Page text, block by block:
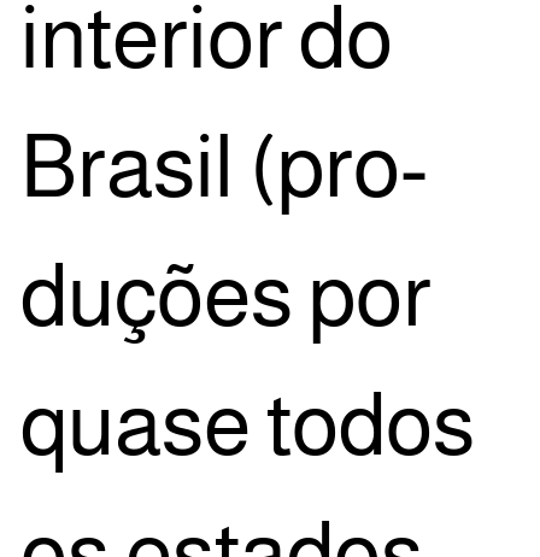
inte­ri­or do
Bra­sil (pro­
du­ções por
qua­se todos